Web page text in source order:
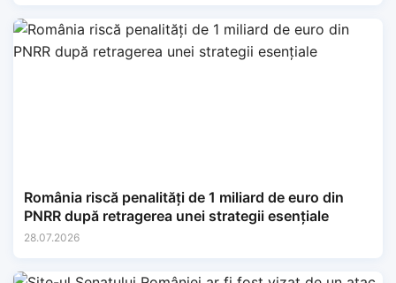
România riscă penalități de 1 miliard de euro din
PNRR după retragerea unei strategii esențiale
28.07.2026